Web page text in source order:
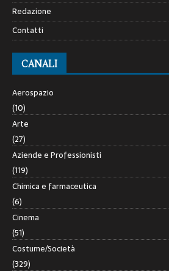
Redazione
Contatti
CANALI
Aerospazio
(10)
Arte
(27)
Aziende e Professionisti
(119)
Chimica e farmaceutica
(6)
Cinema
(51)
Costume/Società
(329)